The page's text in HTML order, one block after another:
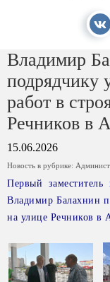
Владимир
подрядчику
работ в
Речников в
15.06.2026
Новость в рубрике:
Первый заместитель
Владимир Балахнин
на улице Речников в